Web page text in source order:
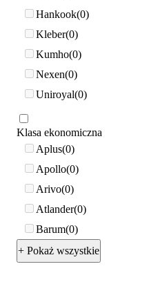
Hankook 0
Kleber 0
Kumho 0
Nexen 0
Uniroyal 0
Klasa ekonomiczna
Aplus 0
Apollo 0
Arivo 0
Atlander 0
Barum 0
+ Pokaż wszystkie